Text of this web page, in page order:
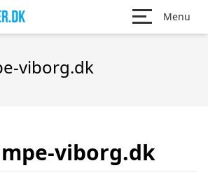
Menu
viborg.dk
viborg.dk